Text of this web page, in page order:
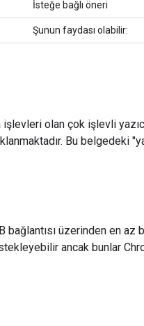
İsteğe bağlı öneri
Şunun faydası olabilir:
olan çok işlevli
Bu belgedeki
bağlantısı üzerinden en
ancak bunlar